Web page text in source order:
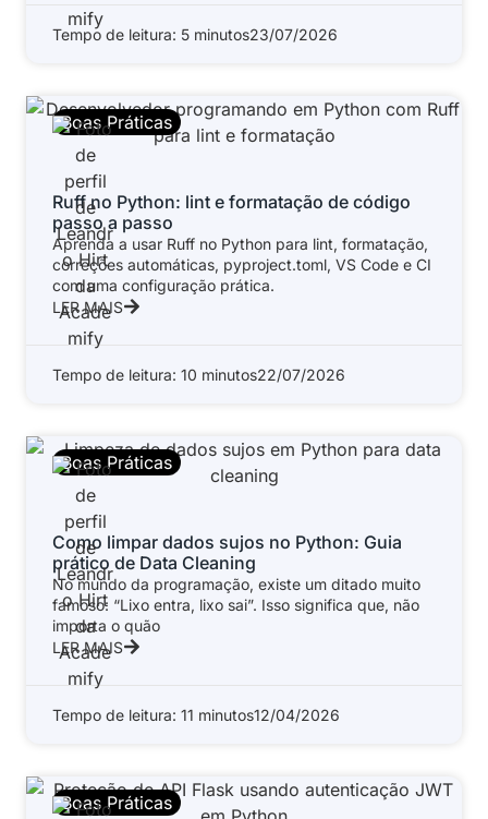
Tempo de leitura: 5 minutos23/07/2026
Boas Práticas
Ruff no Python: lint e formatação de código
passo a passo
Aprenda a usar Ruff no Python para lint, formatação,
correções automáticas, pyproject.toml, VS Code e CI
com uma configuração prática.
LER MAIS
Tempo de leitura: 10 minutos22/07/2026
Boas Práticas
Como limpar dados sujos no Python: Guia
prático de Data Cleaning
No mundo da programação, existe um ditado muito
famoso: “Lixo entra, lixo sai”. Isso significa que, não
importa o quão
LER MAIS
Tempo de leitura: 11 minutos12/04/2026
Boas Práticas